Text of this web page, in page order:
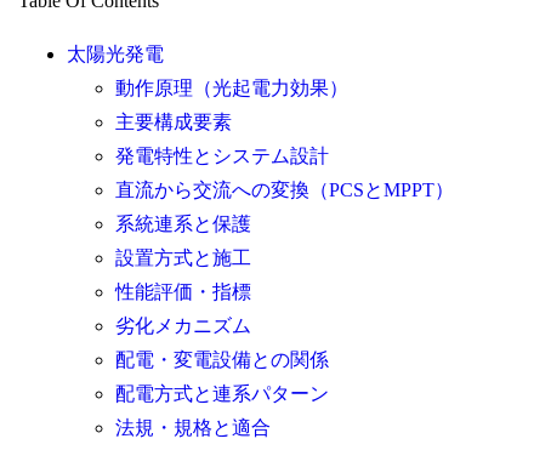
太陽光発電
動作原理（光起電力効果）
主要構成要素
発電特性とシステム設計
直流から交流への変換（PCSとMPPT）
系統連系と保護
設置方式と施工
性能評価・指標
劣化メカニズム
配電・変電設備との関係
配電方式と連系パターン
法規・規格と適合